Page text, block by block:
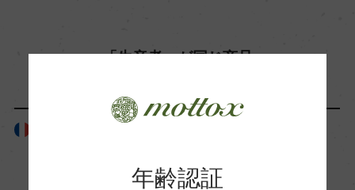
WS2012:Top 100, Rank: 5
「生産者」が同じ商品
年齢認証